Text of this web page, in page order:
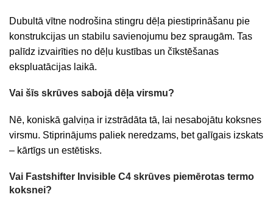
Dubultā vītne nodrošina stingru dēļa piestiprināšanu pie
konstrukcijas un stabilu savienojumu bez spraugām. Tas
palīdz izvairīties no dēļu kustības un čīkstēšanas
ekspluatācijas laikā.
Vai šīs skrūves sabojā dēļa virsmu?
Nē, koniskā galviņa ir izstrādāta tā, lai nesabojātu koksnes
virsmu. Stiprinājums paliek neredzams, bet galīgais izskats
– kārtīgs un estētisks.
Vai Fastshifter Invisible C4 skrūves piemērotas termo
koksnei?